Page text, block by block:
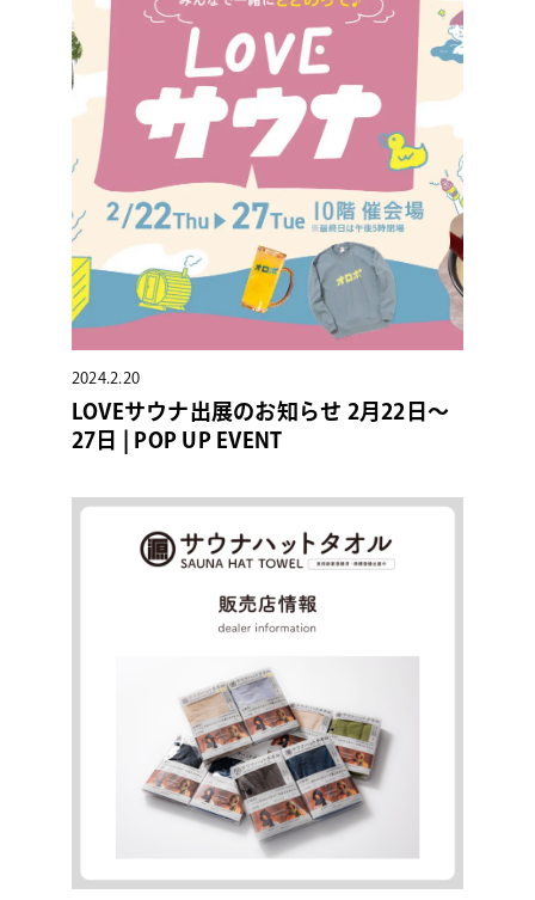
2024.2.20
LOVEサウナ出展のお知らせ 2月22日〜
27日 | POP UP EVENT